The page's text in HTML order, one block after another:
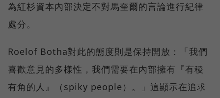
為紅杉資本內部決定不對馬奎爾的言論進行紀律
處分。
Roelof Botha對此的態度則是保持開放：「我們
喜歡意見的多樣性，我們需要在內部擁有『有稜
有角的人』（spiky people）。」這顯示在追求